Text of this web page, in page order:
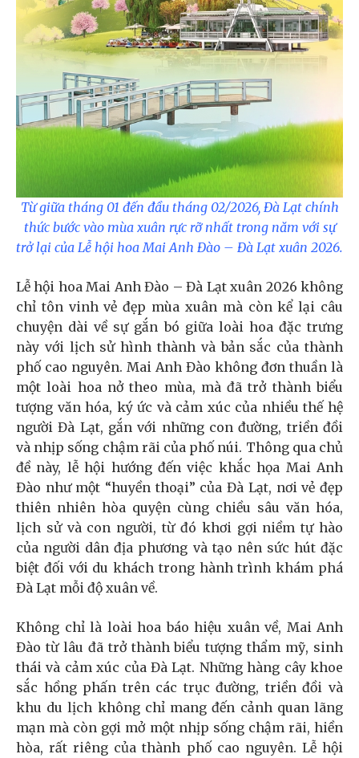
Từ giữa tháng 01 đến đầu tháng 02/2026, Đà Lạt chính
thức bước vào mùa xuân rực rỡ nhất trong năm với sự
trở lại của Lễ hội hoa Mai Anh Đào – Đà Lạt xuân 2026.
Lễ hội hoa Mai Anh Đào – Đà Lạt xuân 2026 không
chỉ tôn vinh vẻ đẹp mùa xuân mà còn kể lại câu
chuyện dài về sự gắn bó giữa loài hoa đặc trưng
này với lịch sử hình thành và bản sắc của thành
phố cao nguyên. Mai Anh Đào không đơn thuần là
một loài hoa nở theo mùa, mà đã trở thành biểu
tượng văn hóa, ký ức và cảm xúc của nhiều thế hệ
người Đà Lạt, gắn với những con đường, triền đồi
và nhịp sống chậm rãi của phố núi. Thông qua chủ
đề này, lễ hội hướng đến việc khắc họa Mai Anh
Đào như một “huyền thoại” của Đà Lạt, nơi vẻ đẹp
thiên nhiên hòa quyện cùng chiều sâu văn hóa,
lịch sử và con người, từ đó khơi gợi niềm tự hào
của người dân địa phương và tạo nên sức hút đặc
biệt đối với du khách trong hành trình khám phá
Đà Lạt mỗi độ xuân về.
Không chỉ là loài hoa báo hiệu xuân về, Mai Anh
Đào từ lâu đã trở thành biểu tượng thẩm mỹ, sinh
thái và cảm xúc của Đà Lạt. Những hàng cây khoe
sắc hồng phấn trên các trục đường, triền đồi và
khu du lịch không chỉ mang đến cảnh quan lãng
mạn mà còn gợi mở một nhịp sống chậm rãi, hiền
hòa, rất riêng của thành phố cao nguyên. Lễ hội